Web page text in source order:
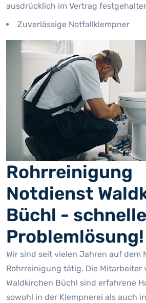
ausdrücklich im Vertrag
Zuverlässige Notfallklempner
Rohrreinigung
Notdienst
Büchl - schnelle
Problemlösung!
Wir sind seit vielen Jahren auf dem
Rohrreinigung tätig. Die Mitarbeiter
Waldkirchen Büchl sind erfahrene
sowohl in der Klempnerei als auch